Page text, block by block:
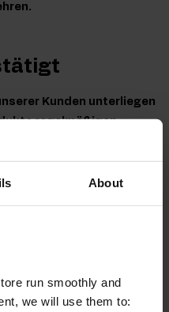
About
run smoothly and
we will use them to:
Kunden unterliegen
regelmäßigen
akkreditierten
gewährleisten und
des